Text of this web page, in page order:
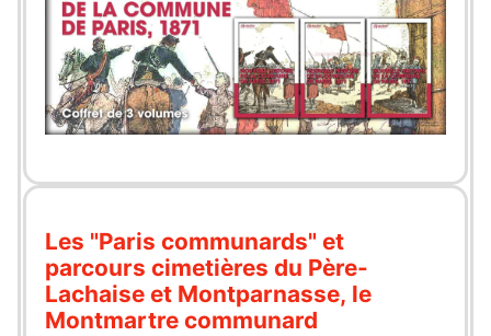
Les "Paris communards" et
parcours cimetières du Père-
Lachaise et Montparnasse, le
Montmartre communard